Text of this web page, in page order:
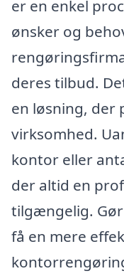
er en enkel
ønsker og
deres tilbud.
en løsning, der
virksomhed.
kontor eller
der altid en
tilgængelig.
få en mere